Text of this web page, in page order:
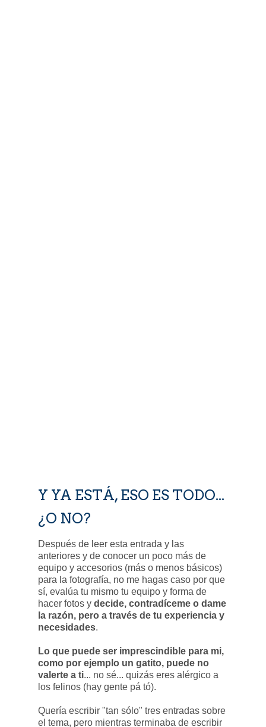
Y YA ESTÁ, ESO ES TODO...
¿O NO?
Después de leer esta entrada y las
anteriores y de conocer un poco más de
equipo y accesorios (más o menos básicos)
para la fotografía, no me hagas caso por que
sí, evalúa tu mismo tu equipo y forma de
hacer fotos y decide, contradíceme o dame
la razón, pero a través de tu experiencia y
necesidades.
Lo que puede ser imprescindible para mi,
como por ejemplo un gatito, puede no
valerte a ti... no sé... quizás eres alérgico a
los felinos (hay gente pá tó).
Quería escribir "tan sólo" tres entradas sobre
el tema, pero mientras terminaba de escribir